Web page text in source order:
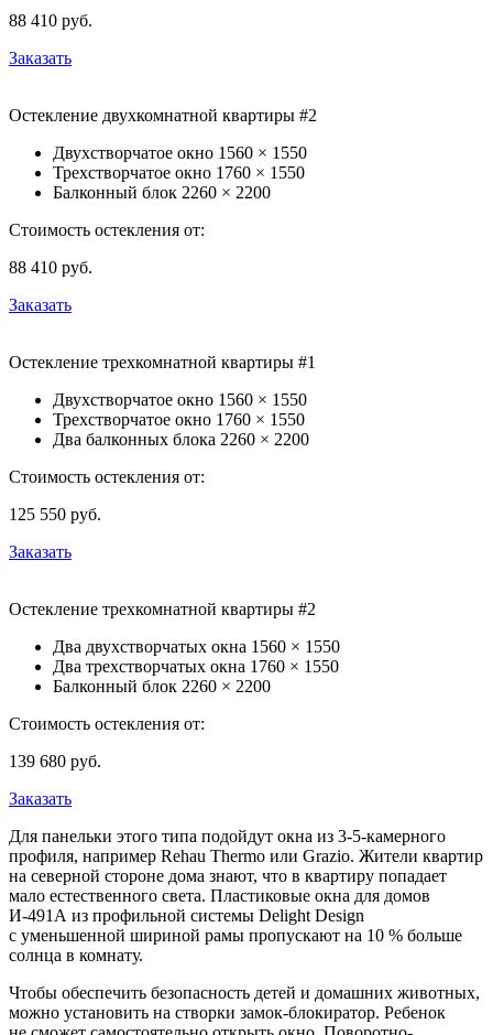
88 410 руб.
Заказать
Остекление двухкомнатной квартиры #2
Двухстворчатое окно 1560 × 1550
Трехстворчатое окно 1760 × 1550
Балконный блок 2260 × 2200
Стоимость остекления от:
88 410 руб.
Заказать
Остекление трехкомнатной квартиры #1
Двухстворчатое окно 1560 × 1550
Трехстворчатое окно 1760 × 1550
Два балконных блока 2260 × 2200
Стоимость остекления от:
125 550 руб.
Заказать
Остекление трехкомнатной квартиры #2
Два двухстворчатых окна 1560 × 1550
Два трехстворчатых окна 1760 × 1550
Балконный блок 2260 × 2200
Стоимость остекления от:
139 680 руб.
Заказать
Для панельки этого типа подойдут окна из 3-5-камерного
профиля, например Rehau Thermo или Grazio. Жители квартир
на северной стороне дома знают, что в квартиру попадает
мало естественного света. Пластиковые окна для домов
И-491А из профильной системы Delight Design
с уменьшенной шириной рамы пропускают на 10 % больше
солнца в комнату.
Чтобы обеспечить безопасность детей и домашних животных,
можно установить на створки замок-блокиратор. Ребенок